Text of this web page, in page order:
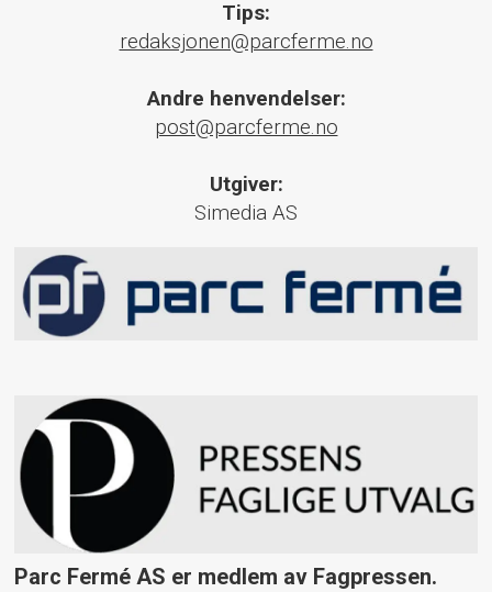
Tips:
redaksjonen@parcferme.no
Andre henvendelser:
post@parcferme.no
Utgiver:
Simedia AS
Parc Fermé AS er medlem av Fagpressen.